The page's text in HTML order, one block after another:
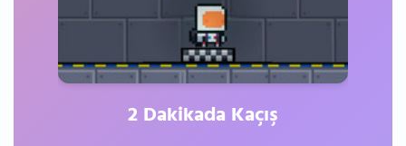
2 Dakikada Kaçış